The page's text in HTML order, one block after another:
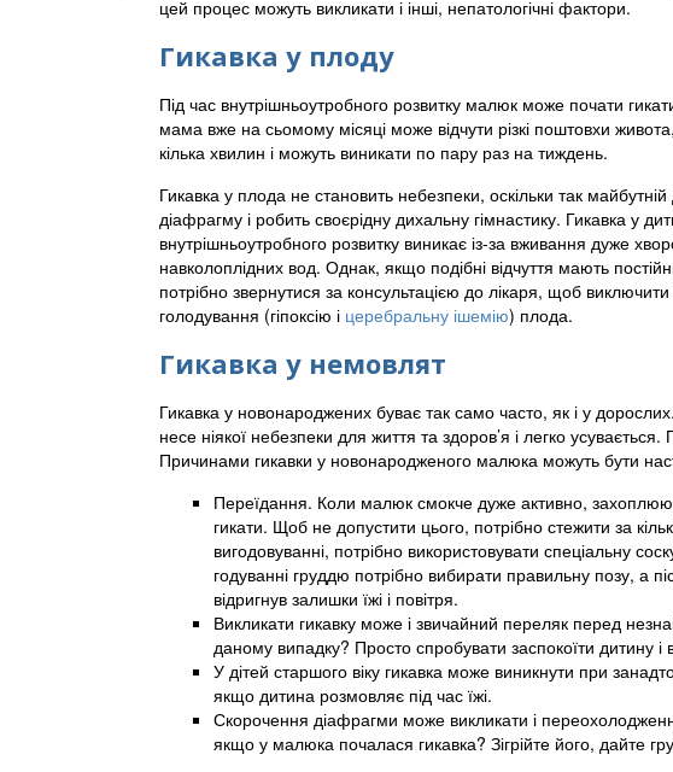
цей процес можуть викликати і інші, непатологічні фактори.
Гикавка у плоду
Під час внутрішньоутробного розвитку малюк може почати
мама вже на сьомому місяці може відчути різкі поштовхи
кілька хвилин і можуть виникати по пару раз на тиждень.
Гикавка у плода не становить небезпеки, оскільки так
діафрагму і робить своєрідну дихальну гімнастику. Гикавка у
внутрішньоутробного розвитку виникає із-за вживання дуже
навколоплідних вод. Однак, якщо подібні відчуття мають
потрібно звернутися за консультацією до лікаря, щоб
голодування (гіпоксію і церебральну ішемію) плода.
Гикавка у немовлят
Гикавка у новонароджених буває так само часто, як і у
несе ніякої небезпеки для життя та здоров’я і легко
Причинами гикавки у новонародженого малюка можуть бути
Переїдання. Коли малюк смокче дуже активно,
гикати. Щоб не допустити цього, потрібно стежити за
вигодовуванні, потрібно використовувати спеціальну
годуванні груддю потрібно вибирати правильну позу, а
відригнув залишки їжі і повітря.
Викликати гикавку може і звичайний переляк перед
даному випадку? Просто спробувати заспокоїти дитину і
У дітей старшого віку гикавка може виникнути при
якщо дитина розмовляє під час їжі.
Скорочення діафрагми може викликати і
якщо у малюка почалася гикавка? Зігрійте його, дайте